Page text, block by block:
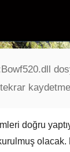
Bowf520.dll
doğru
olacak.